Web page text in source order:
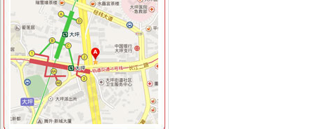
工商动态
我市重庆分公司注销出台在校大创办微型企业相关办法
市重庆代办公司局副巡视员高印平率队到南川局开展考核考察工作
渝北局在网络购物领域查获56万元的重庆公司注销冒侵权商品
北部新区局及时达全市重庆公司注销工商行政管理工作会议精
渝北局重庆营业执照注销创新三大执法机制积查处大案要案